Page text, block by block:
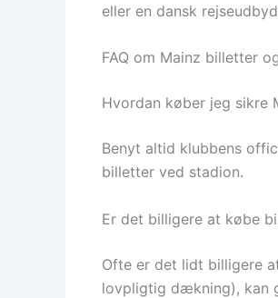
eller en dansk
FAQ om Mainz billetter
Hvordan køber jeg sikre
Benyt altid klubbens
billetter ved stadion.
Er det billigere at købe
Ofte er det lidt billigere
lovpligtig dækning), kan